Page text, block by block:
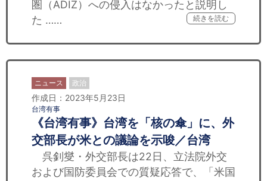
圏（ADIZ）への侵入はなかったと説明し
た ……
続きを読む
ニュース 政治
作成日：2023年5月23日
台湾有事
《台湾有事》台湾を「核の傘」に、外
交部長が米との議論を示唆／台湾
呉釗燮・外交部長は22日、立法院外交
および国防委員会での質疑応答で、「米国